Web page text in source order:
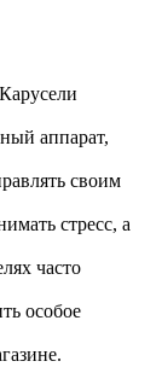
аппарат,
своим
стресс, а
часто
особое